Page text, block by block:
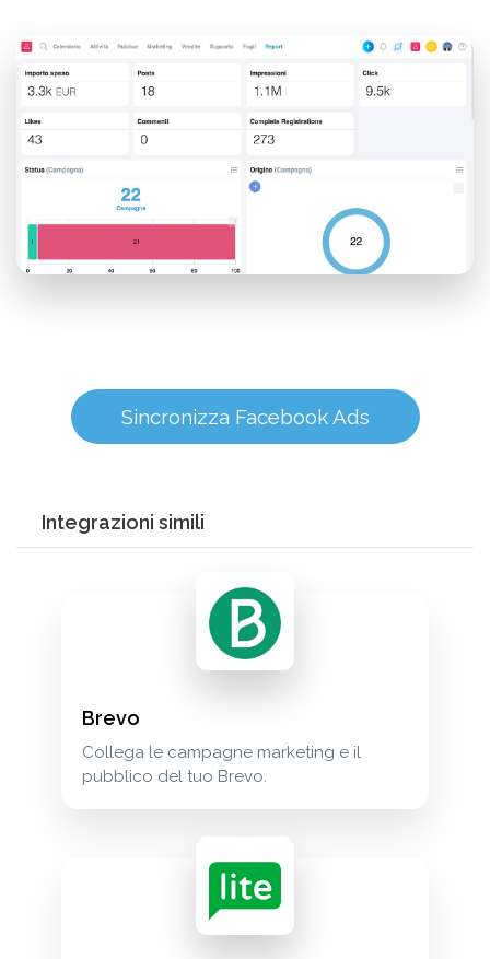
Sincronizza Facebook Ads
Integrazioni simili
Brevo
Collega le campagne marketing e il
pubblico del tuo Brevo.